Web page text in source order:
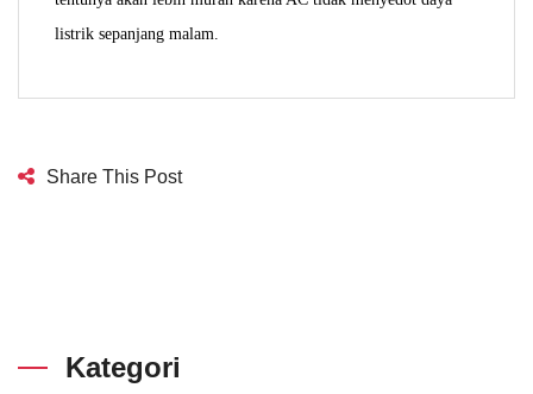
listrik sepanjang malam.
Share This Post
Kategori